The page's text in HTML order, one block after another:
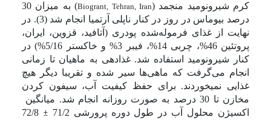
کرم شیرونومید منجمد (Biogrant, Tehran, Iran
) به میزان 30
درصد بیوماس در روز در کنار ناپلی آرتمیا انجام شد (3). در
نهایت از غذای فرموله‌شده پودری (آتافید، قزوین، ایران،
پروتئین 46%، چربی 14%، فیبر 3% و خاکستر 5/16%) در
کنار شیرونومید استفاده شد. غذادهی به ماهیان تا زمانی
انجام می‌گرفت که ماهی‌ها سیر شده و تقریبا دیگر هیچ
غذایی نمی­خوردند. برای حفظ کیفیت آب، سیفون کردن
مخازن تا 30 درصد به صورت روزانه انجام شد. میانگین
اکسیژن محلول آب در طول دوره پرورشی 71/2
±
72/8